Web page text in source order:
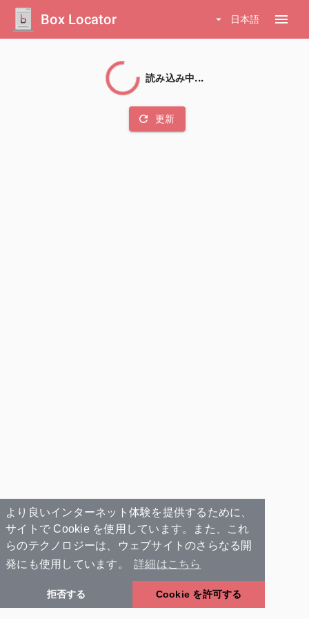
より良いインターネット体験を提供するために、
サイトで Cookie を使用しています。また、これ
らのテクノロジーは、ウェブサイトのさらなる開
発にも使用しています。
詳細はこちら
拒否する Cookie を許可する
Box Locator arrow_drop_down 日本語 menu
読み込み中...
refresh 更新